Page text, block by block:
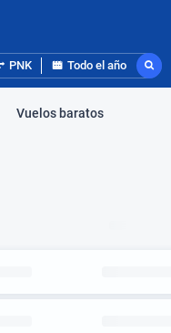
PNK Todo el año
Vuelos baratos